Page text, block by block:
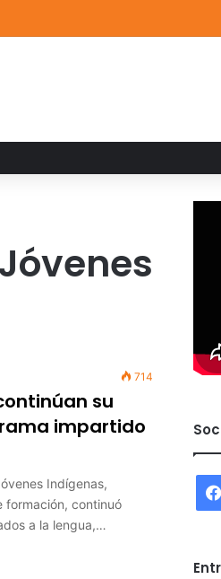
obras de artistas emergentes y
714
su
impartido
Indígenas,
formación, continuó
a la lengua,…